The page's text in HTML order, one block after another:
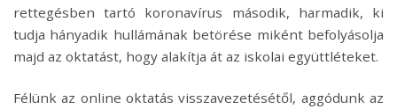
rettegésben tartó koronavírus második, harmadik, ki
tudja hányadik hullámának betörése miként befolyásolja
majd az oktatást, hogy alakítja át az iskolai együttléteket.
Félünk az online oktatás visszavezetésétől, aggódunk az